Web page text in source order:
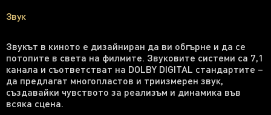
Звук
Звукът в киното е дизайниран да ви обгърне и да се
потопите в света на филмите. Звуковите системи са 7,1
канала и съответстват на DOLBY DIGITAL стандартите –
да предлагат многопластов и триизмерен звук,
създавайки чувството за реализъм и динамика във
всяка сцена.